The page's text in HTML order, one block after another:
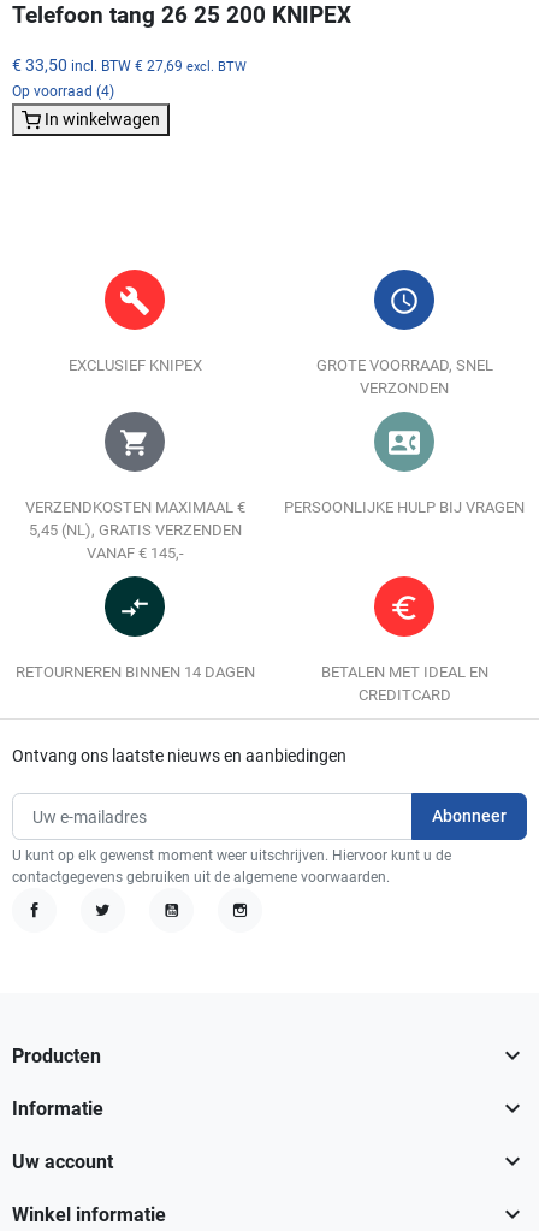
Telefoon tang 26 25 200 KNIPEX
€ 33,50 incl. BTW € 27,69 excl. BTW
Op voorraad (4)
In winkelwagen
build
EXCLUSIEF KNIPEX
query_builder
GROTE VOORRAAD, SNEL
VERZONDEN
shopping_cart
VERZENDKOSTEN MAXIMAAL €
5,45 (NL), GRATIS VERZENDEN
VANAF € 145,-
contact_phone
PERSOONLIJKE HULP BIJ VRAGEN
compare_arrows
RETOURNEREN BINNEN 14 DAGEN
euro_symbol
BETALEN MET IDEAL EN
CREDITCARD
Ontvang ons laatste nieuws en aanbiedingen
U kunt op elk gewenst moment weer uitschrijven. Hiervoor kunt u de
contactgegevens gebruiken uit de algemene voorwaarden.
Producten 
Informatie 
Uw account 
Winkel informatie 